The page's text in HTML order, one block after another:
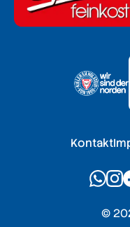
©
Kontakt